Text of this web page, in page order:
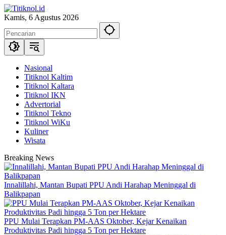
Langsung
ke
Kamis, 6 Agustus 2026
Nasional
Titiknol Kaltim
Titiknol Kaltara
Titiknol IKN
Advertorial
Titiknol Tekno
Titiknol WiKu
Kuliner
Wisata
Breaking News
Innalillahi, Mantan Bupati PPU Andi Harahap Meninggal di
Balikpapan
PPU Mulai Terapkan PM-AAS Oktober, Kejar Kenaikan
Produktivitas Padi hingga 5 Ton per Hektare